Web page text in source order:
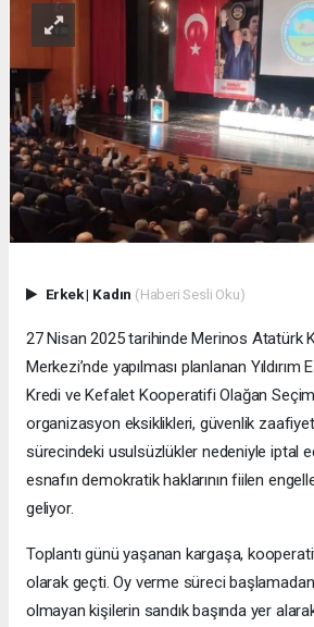
Erkek| Kadın (Haberi Sesli Oku)
27 Nisan 2025 tarihinde Merinos Atatürk
Merkezi’nde yapılması planlanan
Kredi ve Kefalet Kooperatifi Olağan
organizasyon eksiklikleri, güvenlik
sürecindeki usulsüzlükler nedeniyle iptal
esnafın demokratik haklarının fiilen
geliyor.
Toplantı günü yaşanan kargaşa,
olarak geçti. Oy verme süreci
olmayan kişilerin sandık başında yer